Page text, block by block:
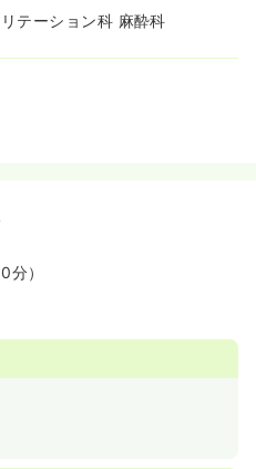
テーション科 麻酔科
）